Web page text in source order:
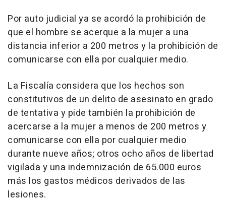
Por auto judicial ya se acordó la prohibición de
que el hombre se acerque a la mujer a una
distancia inferior a 200 metros y la prohibición de
comunicarse con ella por cualquier medio.
La Fiscalía considera que los hechos son
constitutivos de un delito de asesinato en grado
de tentativa y pide también la prohibición de
acercarse a la mujer a menos de 200 metros y
comunicarse con ella por cualquier medio
durante nueve años; otros ocho años de libertad
vigilada y una indemnización de 65.000 euros
más los gastos médicos derivados de las
lesiones.